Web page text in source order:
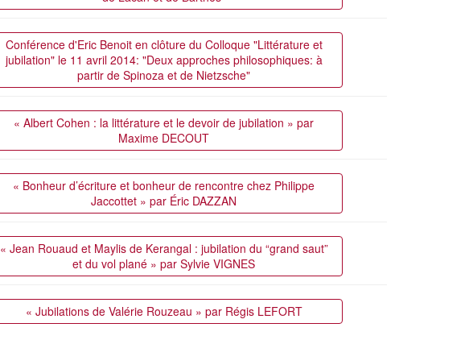
Conférence d'Eric Benoit en clôture du Colloque "Littérature et
jubilation" le 11 avril 2014: "Deux approches philosophiques: à
partir de Spinoza et de Nietzsche"
« Albert Cohen : la littérature et le devoir de jubilation » par
Maxime DECOUT
« Bonheur d’écriture et bonheur de rencontre chez Philippe
Jaccottet » par Éric DAZZAN
« Jean Rouaud et Maylis de Kerangal : jubilation du “grand saut”
et du vol plané » par Sylvie VIGNES
« Jubilations de Valérie Rouzeau » par Régis LEFORT